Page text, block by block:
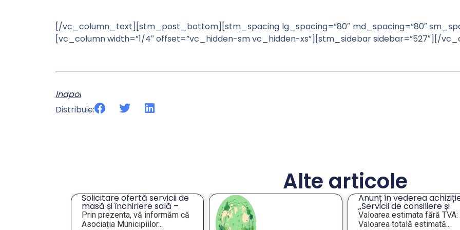
[/vc_column_text][stm_post_bottom][stm_spacing lg_spacing=”80″ md_spacing=”80″
[vc_column width=”1/4″ offset=”vc_hidden-sm vc_hidden-xs”][stm_sidebar sidebar=”527″][/
Inapoi
Distribuie:
Alte articole
Anunț în vederea achiziției
„Servicii de consiliere și
orientare profesională a
angajaților din companiile
Valoarea estimata fără TVA:
Valoarea totală estimată...
Întâlnire de lucru privind
analiza situației unor
imobile de interes pentru
administrația publică
În data de 28 iulie 2026,
reprezentanții...